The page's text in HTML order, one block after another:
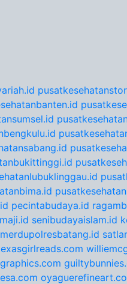
pecintabudaya.id
senibudayaislam.id